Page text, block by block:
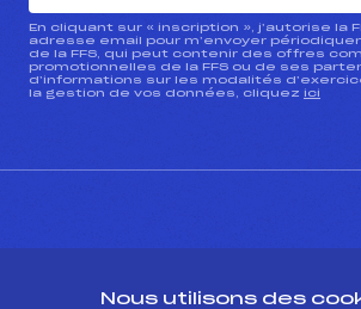
En cliquant sur « inscription », j’autorise la
adresse email pour m’envoyer
de la FFS, qui peut contenir des offres
promotionnelles de la FFS ou de ses
d’informations sur les modalités
la gestion de vos données, cliquez ici
Nous utilisons des